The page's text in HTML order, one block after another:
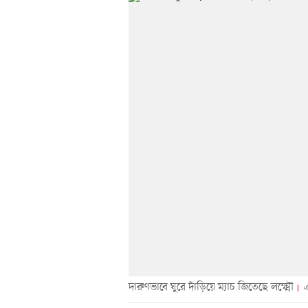
দারুণভাবে ঘুরে দাঁড়িয়ে ম্যাচ জিতেছে লক্ষ্মৌ